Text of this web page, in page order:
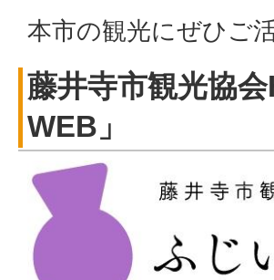
本市の観光にぜひご
藤井寺市観光協
WEB」